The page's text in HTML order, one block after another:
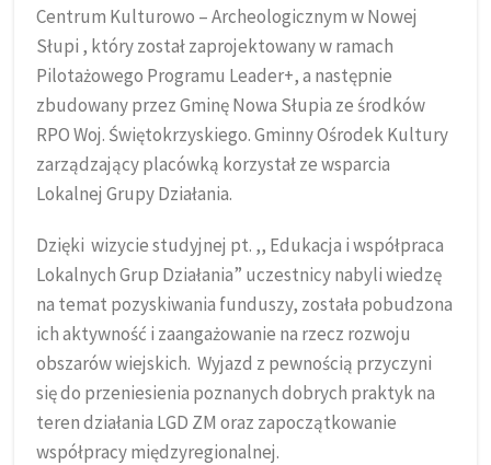
Centrum Kulturowo – Archeologicznym w Nowej
Słupi , który został zaprojektowany w ramach
Pilotażowego Programu Leader+, a następnie
zbudowany przez Gminę Nowa Słupia ze środków
RPO Woj. Świętokrzyskiego. Gminny Ośrodek Kultury
zarządzający placówką korzystał ze wsparcia
Lokalnej Grupy Działania.
Dzięki wizycie studyjnej pt. ,, Edukacja i współpraca
Lokalnych Grup Działania” uczestnicy nabyli wiedzę
na temat pozyskiwania funduszy, została pobudzona
ich aktywność i zaangażowanie na rzecz rozwoju
obszarów wiejskich. Wyjazd z pewnością przyczyni
się do przeniesienia poznanych dobrych praktyk na
teren działania LGD ZM oraz zapoczątkowanie
współpracy międzyregionalnej.